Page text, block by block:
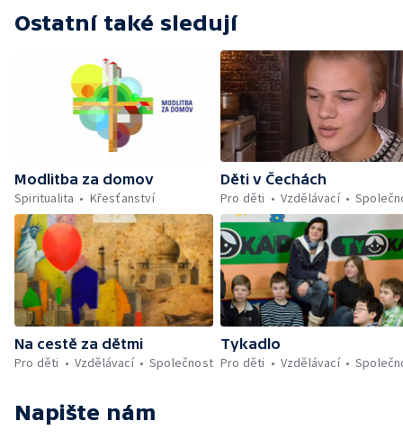
Ostatní také sledují
Modlitba za domov
Spiritualita
Křesťanství
Děti v Čechách
Pro děti
Vzdělávací
Na cestě za dětmi
Pro děti
Vzdělávací Společnost
Tykadlo
Pro děti
Vzdělávací
Napište nám